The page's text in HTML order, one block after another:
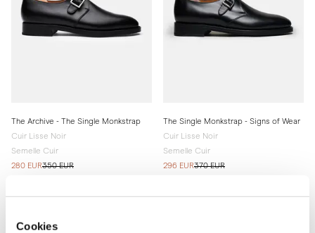
Cookies
The Archive - The Single Monkstrap
Cuir Lisse Noir
Semelle Cuir
280 EUR350 EUR
The Single Monkstrap - Signs of Wear
Cuir Lisse Noir
Semelle Cuir
296 EUR370 EUR